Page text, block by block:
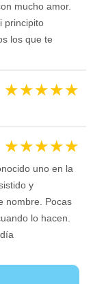
mucho amor.
principito
los que te
★★★★★
★★★★★
uno en la
y
nombre. Pocas
lo hacen.